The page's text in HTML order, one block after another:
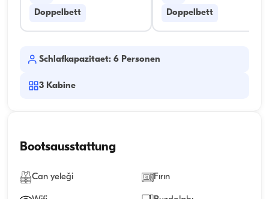
Doppelbett Doppelbett
Schlafkapazitaet: 6 Personen
3 Kabine
Bootsausstattung
Can yeleği Fırın